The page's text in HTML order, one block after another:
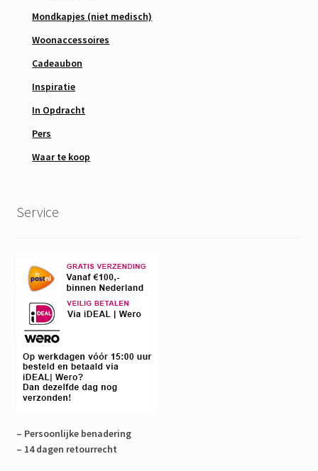
Mondkapjes (niet medisch)
Woonaccessoires
Cadeaubon
Inspiratie
In Opdracht
Pers
Waar te koop
Service
– Persoonlijke benadering
– 14 dagen retourrecht